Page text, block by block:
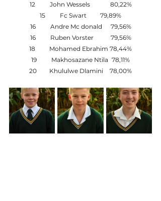
12	John Wessels 	80,22%
15	Fc Swart	79,89%
16	Andre Mc donald	79,56%
16	Ruben Vorster	79,56%
18	Mohamed Ebrahim	78,44%
19	Makhosazane Ntila	78,11%
20	Khululwe Dlamini	78,00%